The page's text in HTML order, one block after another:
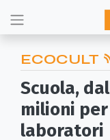
ECOCULT
Scuola,
milioni
laboratori